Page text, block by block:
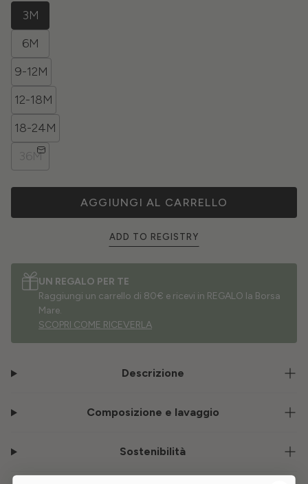
3M
6M
9-12M
12-18M
18-24M
36M
AGGIUNGI AL CARRELLO
ADD TO REGISTRY
UN REGALO PER TE
Raggiungi un carrello di 80€ e ricevi in REGALO la Borsa
Mare.
SCOPRI COME RICEVERLA
Descrizione
Composizione e lavaggio
Sostenibilità